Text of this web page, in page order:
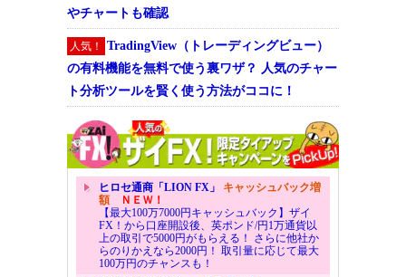
やチャートも確認
人気！
TradingView（トレーディングビュー）
の有料機能を無料で使う裏ワザ？ 人気のチャー
ト分析ツールを賢く使う方法がココに！
ヒロセ通商「LION FX」 キャッシュバック増
額ＮＥＷ！
【最大100万7000円キャッシュバック】ザイ
FX！から口座開設後、英ポンド/円1万通貨以
上の取引で5000円がもらえる！ さらに他社か
らのりかえなら2000円！ 取引量に応じて最大
100万円のチャンスも！